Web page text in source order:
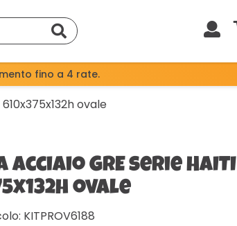
fino a 4 rate.
ovale
acciaio GRE serie HAITI
ovale
KITPROV6188